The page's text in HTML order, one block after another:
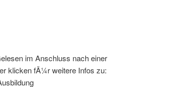
im Anschluss nach einer
klicken fÃ¼r weitere Infos zu: